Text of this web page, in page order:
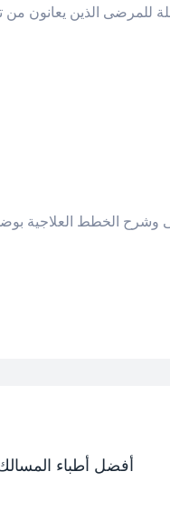
للمرضى الذين يعانون من
وشرح الخطط العلاجية
أفضل أطباء